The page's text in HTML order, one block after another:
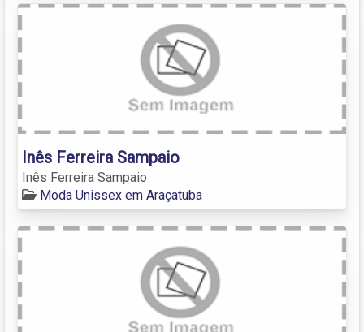
Inês Ferreira Sampaio
Inês Ferreira Sampaio
Moda Unissex em Araçatuba